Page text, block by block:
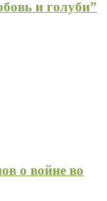
и голуби”
о войне во